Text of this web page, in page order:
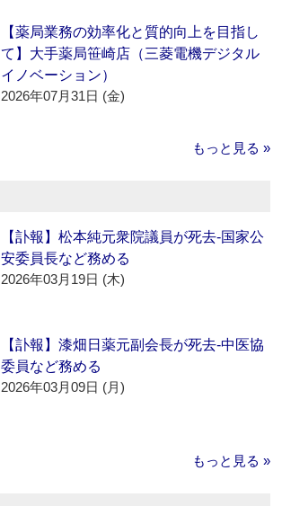
【薬局業務の効率化と質的向上を目指し
て】大手薬局笹崎店（三菱電機デジタル
イノベーション）
2026年07月31日 (金)
もっと見る »
【訃報】松本純元衆院議員が死去‐国家公
安委員長など務める
2026年03月19日 (木)
【訃報】漆畑日薬元副会長が死去‐中医協
委員など務める
2026年03月09日 (月)
もっと見る »